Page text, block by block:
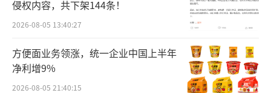
括“能量饮、果汁、富含蛋白质的运动饮料、
茶味非酒精饮料、乳酸饮料（果制品，非
奶）、纯净水（饮料）、奶茶（非奶为主）、
咖啡味非酒精饮料、豆类饮料;蔬菜汁（饮
料）。”
侵权内容，共下架144条！
2026-08-05 13:40:27
方便面业务领涨，统一企业中国上半年
净利增9%
2026-08-05 21:40:15